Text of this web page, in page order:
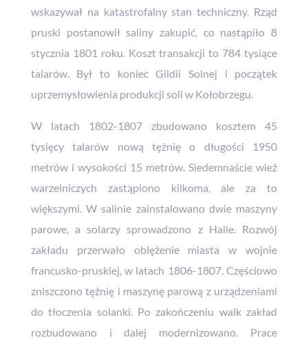
wskazywał na katastrofalny stan techniczny. Rząd
pruski postanowił saliny zakupić, co nastąpiło 8
stycznia 1801 roku. Koszt transakcji to 784 tysiące
talarów. Był to koniec Gildii Solnej i początek
uprzemysłowienia produkcji soli w Kołobrzegu.
W latach 1802-1807 zbudowano kosztem 45
tysięcy talarów nową tężnię o długości 1950
metrów i wysokości 15 metrów. Siedemnaście wież
warzelniczych zastąpiono kilkoma, ale za to
większymi. W salinie zainstalowano dwie maszyny
parowe, a solarzy sprowadzono z Halle. Rozwój
zakładu przerwało oblężenie miasta w wojnie
francusko-pruskiej, w latach 1806-1807. Częściowo
zniszczono tężnię i maszynę parową z urządzeniami
do tłoczenia solanki. Po zakończeniu walk zakład
rozbudowano i dalej modernizowano. Prace